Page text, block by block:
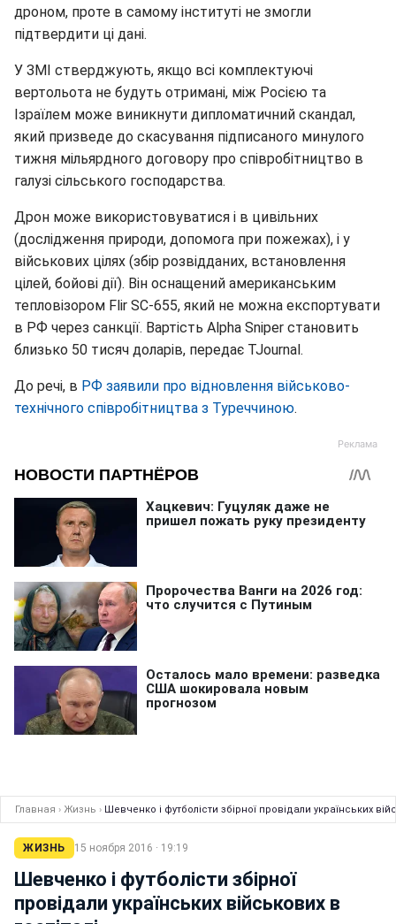
дроном, проте в самому інституті не змогли
підтвердити ці дані.
У ЗМІ стверджують, якщо всі комплектуючі
вертольота не будуть отримані, між Росією та
Ізраїлем може виникнути дипломатичний скандал,
який призведе до скасування підписаного минулого
тижня мільярдного договору про співробітництво в
галузі сільського господарства.
Дрон може використовуватися і в цивільних
(дослідження природи, допомога при пожежах), і у
військових цілях (збір розвідданих, встановлення
цілей, бойові дії). Він оснащений американським
тепловізором Flir SC-655, який не можна експортувати
в РФ через санкції. Вартість Alpha Sniper становить
близько 50 тисяч доларів, передає TJournal.
До речі, в РФ заявили про відновлення військово-
технічного співробітництва з Туреччиною.
Главная › Жизнь › Шевченко і футболісти збірної провідали українських
ЖИЗНЬ 15 ноября 2016 · 19:19
Шевченко і футболісти збірної
провідали українських військових в